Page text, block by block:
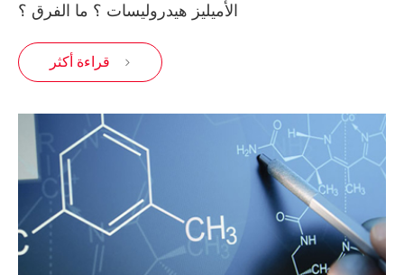
الأميليز هيدروليسات ؟ ما الفرق ؟
قراءة أكثر 